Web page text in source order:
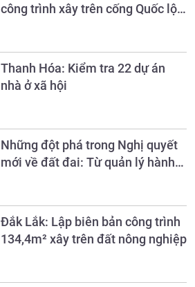
công trình xây trên cống Quốc lộ
Thanh Hóa: Kiểm tra 22 dự án
nhà ở xã hội
Những đột phá trong Nghị quyết
mới về đất đai: Từ quản lý hành
Đắk Lắk: Lập biên bản công trình
134,4m² xây trên đất nông nghiệp